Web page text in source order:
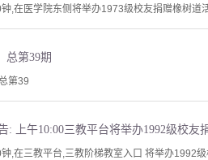
,在医学院东侧将举办1973级校友捐赠橡树道
总第39期
第39
上午10:00三教平台将举办1992级校友
,在三教平台,三教阶梯教室入口 将举办1992